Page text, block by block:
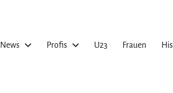
News Profis U23 Frauen